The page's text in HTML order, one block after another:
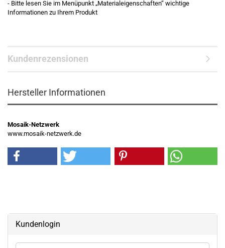
- Bitte lesen Sie im Menüpunkt „Materialeigenschaften“ wichtige
Informationen zu Ihrem Produkt
Kundenrezensionen
Hersteller Informationen
Mosaik-Netzwerk
www.mosaik-netzwerk.de
Kundenlogin